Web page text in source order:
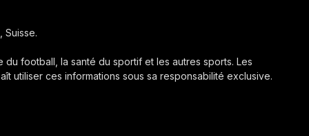
Suisse.
football, la santé du sportif et les autres sports. Les
utiliser ces informations sous sa responsabilité exclusive.